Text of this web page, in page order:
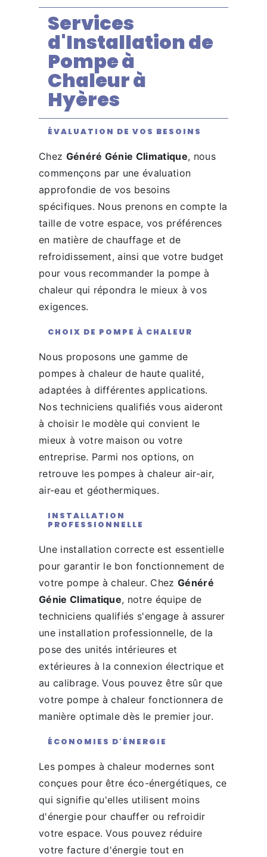
Services
d'Installation de
Pompe à
Chaleur à
Hyères
ÉVALUATION DE VOS BESOINS
Chez Généré Génie Climatique, nous
commençons par une évaluation
approfondie de vos besoins
spécifiques. Nous prenons en compte la
taille de votre espace, vos préférences
en matière de chauffage et de
refroidissement, ainsi que votre budget
pour vous recommander la pompe à
chaleur qui répondra le mieux à vos
exigences.
CHOIX DE POMPE À CHALEUR
Nous proposons une gamme de
pompes à chaleur de haute qualité,
adaptées à différentes applications.
Nos techniciens qualifiés vous aideront
à choisir le modèle qui convient le
mieux à votre maison ou votre
entreprise. Parmi nos options, on
retrouve les pompes à chaleur air-air,
air-eau et géothermiques.
INSTALLATION
PROFESSIONNELLE
Une installation correcte est essentielle
pour garantir le bon fonctionnement de
votre pompe à chaleur. Chez Généré
Génie Climatique, notre équipe de
techniciens qualifiés s'engage à assurer
une installation professionnelle, de la
pose des unités intérieures et
extérieures à la connexion électrique et
au calibrage. Vous pouvez être sûr que
votre pompe à chaleur fonctionnera de
manière optimale dès le premier jour.
ÉCONOMIES D'ÉNERGIE
Les pompes à chaleur modernes sont
conçues pour être éco-énergétiques, ce
qui signifie qu'elles utilisent moins
d'énergie pour chauffer ou refroidir
votre espace. Vous pouvez réduire
votre facture d'énergie tout en